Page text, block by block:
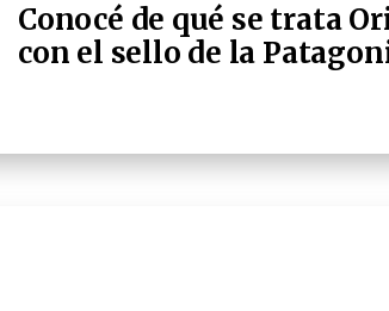
Conocé de qué se trata
con el sello de la